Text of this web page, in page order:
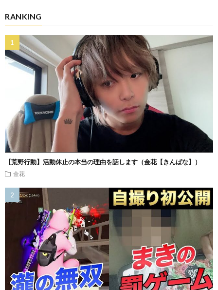
RANKING
【荒野行動】活動休止の本当の理由を話します（金花【きんばな】）
金花